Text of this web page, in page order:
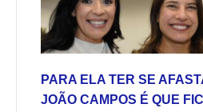
PARA ELA TER SE
JOÃO CAMPOS É QUE